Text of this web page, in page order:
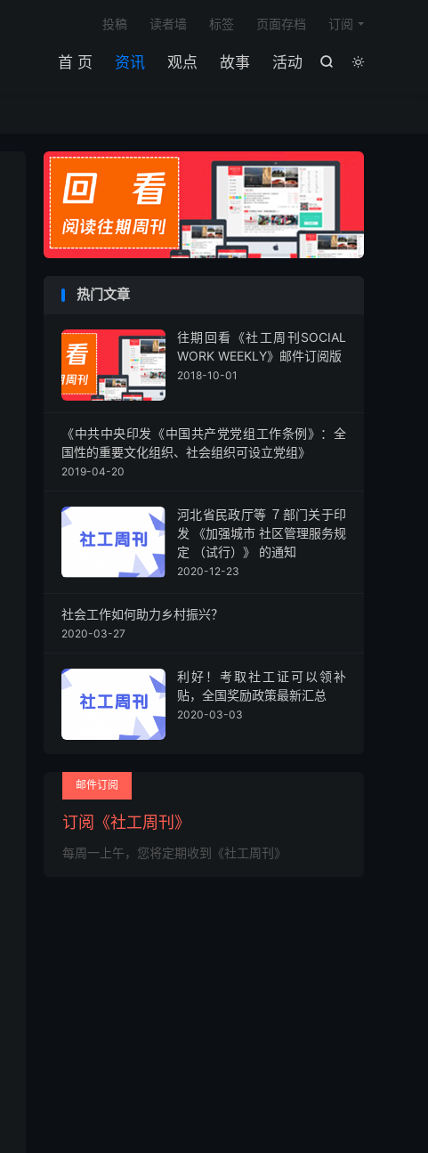


首 页 资讯 观点 故事 活动
投稿 读者墙 标签 页面存档 订阅
热门文章
往期回看《社工周刊SOCIAL
WORK WEEKLY》邮件订阅版
2018-10-01
《中共中央印发《中国共产党党组工作条例》：全
国性的重要文化组织、社会组织可设立党组》
2019-04-20
河北省民政厅等 ７部门关于印
发 《加强城市 社区管理服务规
定 （试行）》 的通知
2020-12-23
社会工作如何助力乡村振兴？
2020-03-27
利好！考取社工证可以领补
贴，全国奖励政策最新汇总
2020-03-03
邮件订阅
订阅《社工周刊》
每周一上午，您将定期收到《社工周刊》